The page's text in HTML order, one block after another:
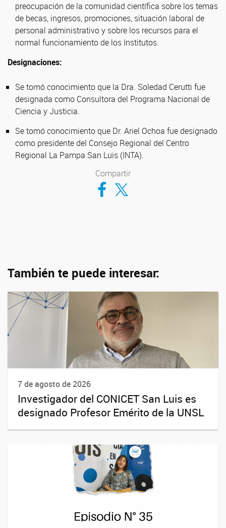
preocupación de la comunidad científica sobre los temas
de becas, ingresos, promociones, situación laboral de
personal administrativo y sobre los recursos para el
normal funcionamiento de los Institutos.
Designaciones:
Se tomó conocimiento que la Dra. Soledad Cerutti fue
designada como Consultora del Programa Nacional de
Ciencia y Justicia.
Se tomó conocimiento que Dr. Ariel Ochoa fue designado
como presidente del Consejo Regional del Centro
Regional La Pampa San Luis (INTA).
Compartir
Compartir en Facebook
Compartir en Twitter
También te puede interesar:
7 de agosto de 2026
Investigador del CONICET San Luis es
designado Profesor Emérito de la UNSL